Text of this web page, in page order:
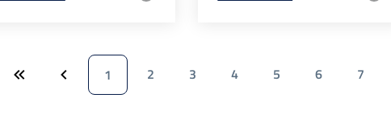
1 2 3 4 5 6 7